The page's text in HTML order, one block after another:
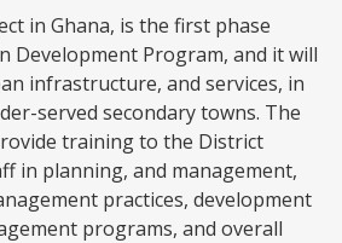
in Ghana, is the first phase
Development Program, and it will
infrastructure, and services, in
served secondary towns. The
training to the District
in planning, and management,
practices, development
programs, and overall